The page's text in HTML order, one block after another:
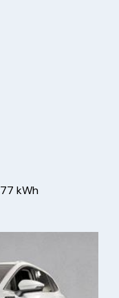
77 kWh